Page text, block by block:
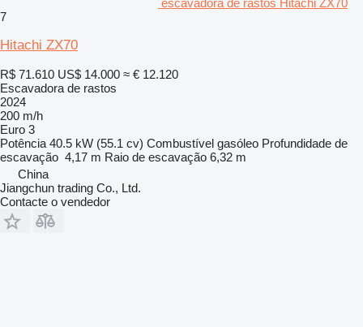
7
Hitachi ZX70
R$ 71.610 US$ 14.000 ≈ € 12.120
Escavadora de rastos
2024
200 m/h
Euro 3
Potência 40.5 kW (55.1 cv) Combustível gasóleo Profundidade de
escavação 4,17 m Raio de escavação 6,32 m
China
Jiangchun trading Co., Ltd.
Contacte o vendedor